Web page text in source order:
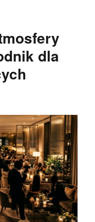
dla